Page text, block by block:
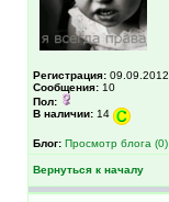
Регистрация: 09.09.2012
Сообщения: 10
Пол:
В наличии: 14
Блог: Просмотр блога (0)
Вернуться к началу